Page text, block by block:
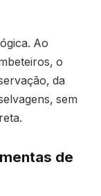
Ao
o
da
sem
de